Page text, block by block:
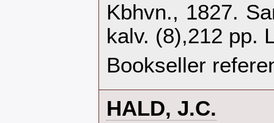
‎Kbhvn., 1827.
kalv. (8),212 pp.
Bookseller
‎HALD, J.C.‎